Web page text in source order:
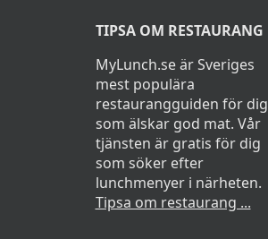
TIPSA OM RESTAURANG
MyLunch.se är Sveriges
mest populära
restaurangguiden för dig
som älskar god mat. Vår
tjänsten är gratis för dig
som söker efter
lunchmenyer i närheten.
Tipsa om restaurang ...